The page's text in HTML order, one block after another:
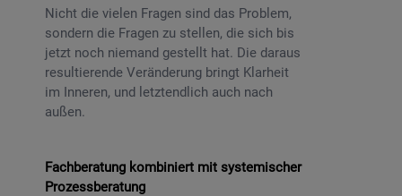
Nicht die vielen Fragen sind das Problem,
sondern die Fragen zu stellen, die sich bis
jetzt noch niemand gestellt hat. Die daraus
resultierende Veränderung bringt Klarheit
im Inneren, und letztendlich auch nach
außen.
Fachberatung kombiniert mit systemischer
Prozessberatung